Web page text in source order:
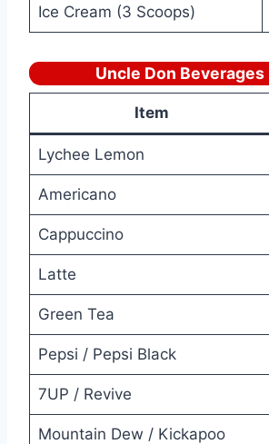
Ice Cream (3 Scoops)
Uncle Don Beverages
Item
Lychee Lemon
Americano
Cappuccino
Latte
Green Tea
Pepsi / Pepsi Black
7UP / Revive
Mountain Dew / Kickapoo